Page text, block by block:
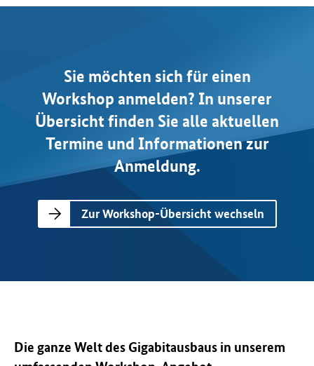
Sie möchten sich für einen
Workshop anmelden? In unserer
Übersicht finden Sie alle aktuellen
Termine und Informationen zur
Anmeldung.
Zur Workshop-Übersicht wechseln
Die ganze Welt des Gigabitausbaus in unserem